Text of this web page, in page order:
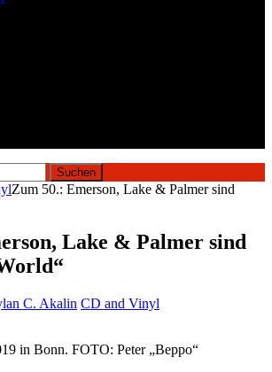
Zum 50.: Emerson, Lake & Palmer sind
Lake & Palmer sind
C. Akalin CD and Vinyl
in Bonn. FOTO: Peter „Beppo“